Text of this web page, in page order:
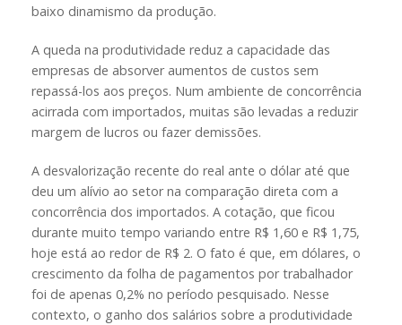
baixo dinamismo da produção.
A queda na produtividade reduz a capacidade das
empresas de absorver aumentos de custos sem
repassá-los aos preços. Num ambiente de concorrência
acirrada com importados, muitas são levadas a reduzir
margem de lucros ou fazer demissões.
A desvalorização recente do real ante o dólar até que
deu um alívio ao setor na comparação direta com a
concorrência dos importados. A cotação, que ficou
durante muito tempo variando entre R$ 1,60 e R$ 1,75,
hoje está ao redor de R$ 2. O fato é que, em dólares, o
crescimento da folha de pagamentos por trabalhador
foi de apenas 0,2% no período pesquisado. Nesse
contexto, o ganho dos salários sobre a produtividade